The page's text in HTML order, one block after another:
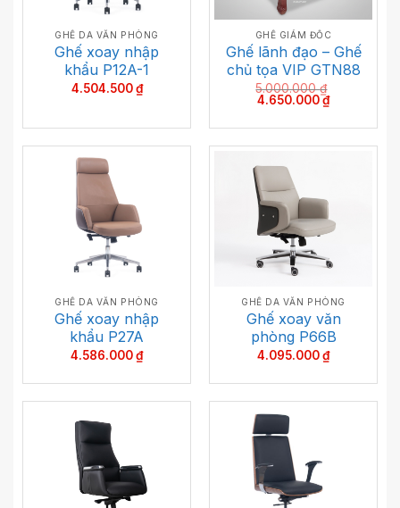
GHẾ DA VĂN PHÒNG
Ghế xoay nhập
khẩu P12A-1
4.504.500₫
GHẾ GIÁM ĐỐC
Ghế lãnh đạo – Ghế
chủ tọa VIP GTN88
5.000.000₫
Giá
5.000.000 ₫.
4.650.000₫Giá
hiện
là:
4.650.000
GHẾ DA VĂN PHÒNG
Ghế xoay nhập
khẩu P27A
4.586.000₫
GHẾ DA VĂN PHÒNG
Ghế xoay văn
phòng P66B
4.095.000₫